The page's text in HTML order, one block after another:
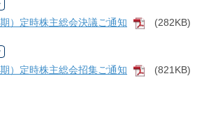
）定時株主総会決議ご通知
[PDF]
(282KB)
）定時株主総会招集ご通知
[PDF]
(821KB)